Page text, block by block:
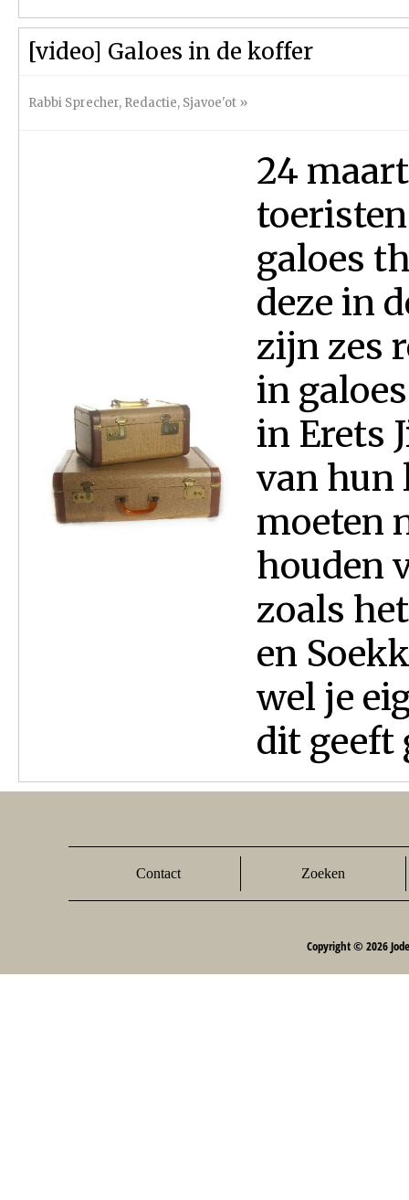
[video] Galoes in de koffer
Rabbi Sprecher, Redactie, Sjavoe'ot »
24
galoes
deze in
zijn zes
in
in Erets
van hun
moeten
houden
zoals
en
wel je
dit geeft
Contact Zoeken
Copyright © 2026